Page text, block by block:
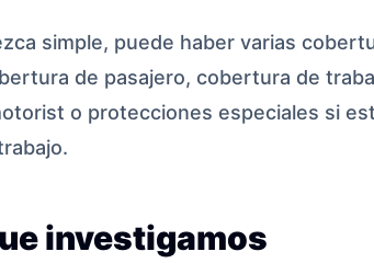
simple, puede haber varias
de pasajero, cobertura de
o protecciones especiales si
investigamos